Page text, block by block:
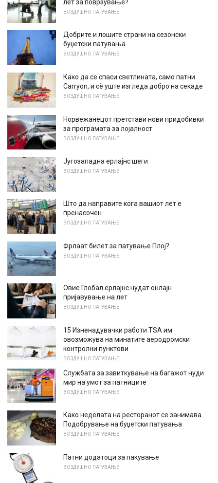
лет за поврзување?
ВОЗДУШНО ПАТУВАЊЕ
Добрите и лошите страни на сезонски
буџетски патувања
ВОЗДУШНО ПАТУВАЊЕ
Како да се спаси светлината, само патни
Carryon, и сè уште изгледа добро на секаде
ВОЗДУШНО ПАТУВАЊЕ
Норвежанецот претстави нови придобивки
за програмата за лојалност
ВОЗДУШНО ПАТУВАЊЕ
Југозападна ерлајнс шеги
ВОЗДУШНО ПАТУВАЊЕ
Што да направите кога вашиот лет е
пренасочен
ВОЗДУШНО ПАТУВАЊЕ
Фрлаат билет за патување Плој?
ВОЗДУШНО ПАТУВАЊЕ
Овие Глобал ерлајнс нудат онлајн
пријавување на лет
ВОЗДУШНО ПАТУВАЊЕ
15 Изненадувачки работи TSA им
овозможува на минатите аеродромски
контролни пунктови
ВОЗДУШНО ПАТУВАЊЕ
Службата за завиткување на багажот нуди
мир на умот за патниците
ВОЗДУШНО ПАТУВАЊЕ
Како неделата на ресторанот се занимава
Подобрување на буџетски патувања
ВОЗДУШНО ПАТУВАЊЕ
Патни додатоци за пакување
ВОЗДУШНО ПАТУВАЊЕ